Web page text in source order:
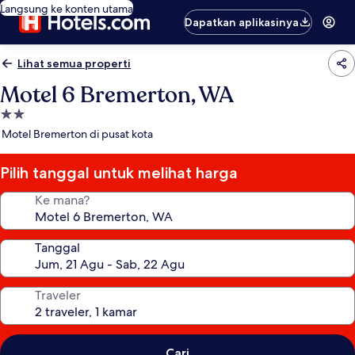
Langsung ke konten utama
Dapatkan aplikasinya
Lihat semua properti
Motel 6 Bremerton, WA
Properti
bintang
Motel Bremerton di pusat kota
Pilih tanggal untuk melihat harga
Ke mana?
Tanggal
Traveler